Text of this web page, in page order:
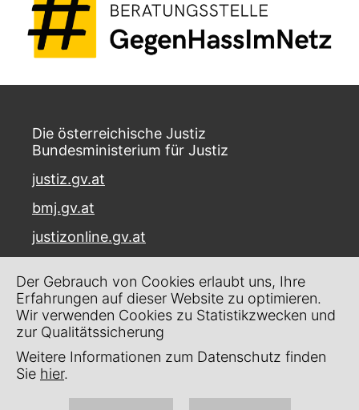
Die österreichische Justiz
Bundesministerium für Justiz
justiz.gv.at
bmj.gv.at
justizonline.gv.at
Museumstraße 7
1070 Wien
Kontakt
Impressum
Der Gebrauch von Cookies erlaubt uns, Ihre
Erfahrungen auf dieser Website zu optimieren.
Wir verwenden Cookies zu Statistikzwecken und
zur Qualitätssicherung
Weitere Informationen zum Datenschutz finden
Sie hier.